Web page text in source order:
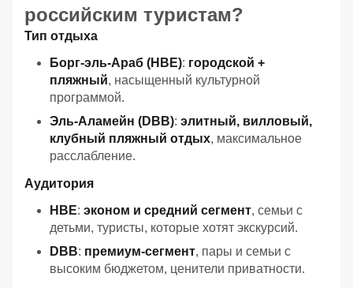
российским туристам?
Тип отдыха
Борг-эль-Араб (HBE): городской +
пляжный, насыщенный культурной
программой.
Эль-Аламейн (DBB): элитный, вилловый,
клубный пляжный отдых, максимальное
расслабление.
Аудитория
HBE: эконом и средний сегмент, семьи с
детьми, туристы, которые хотят экскурсий.
DBB: премиум-сегмент, пары и семьи с
высоким бюджетом, ценители приватности.